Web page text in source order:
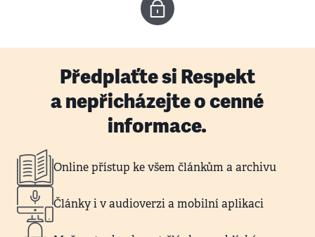
Předplaťte si Respekt
a nepřicházejte o cenné
informace.
Online přístup ke všem článkům a archivu
Články i v audioverzi a mobilní aplikaci